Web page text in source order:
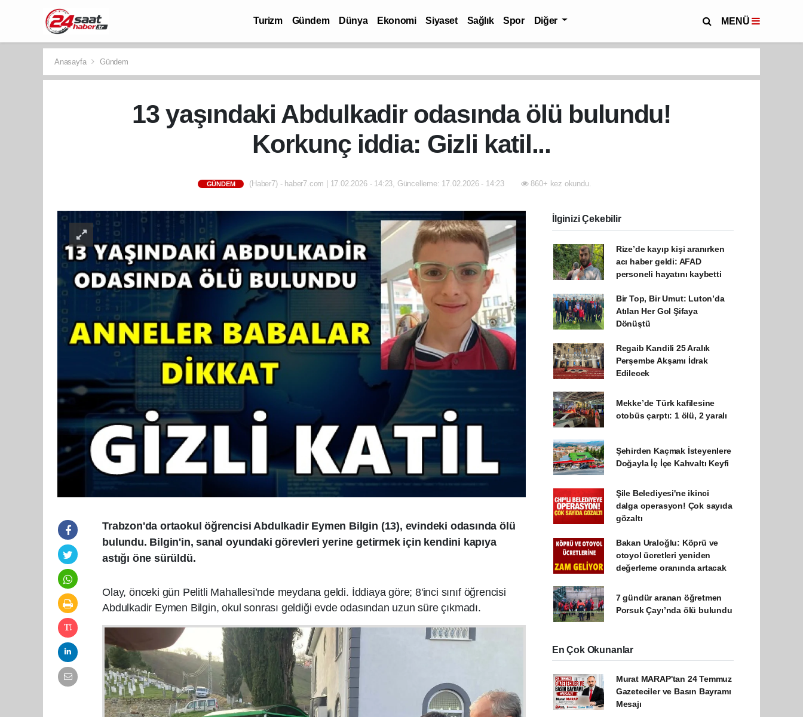
Turizm Gündem Dünya Ekonomi Siyaset Sağlık Spor Diğer MENÜ
Anasayfa Gündem
13 yaşındaki Abdulkadir odasında ölü bulundu!
Korkunç iddia: Gizli katil...
GÜNDEM (Haber7) - haber7.com | 17.02.2026 - 14:23, Güncelleme: 17.02.2026 - 14:23 860+ kez okundu.
Trabzon'da ortaokul öğrencisi Abdulkadir Eymen Bilgin (13), evindeki odasında ölü
bulundu. Bilgin'in, sanal oyundaki görevleri yerine getirmek için kendini kapıya
astığı öne sürüldü.
Olay, önceki gün Pelitli Mahallesi’nde meydana geldi. İddiaya göre; 8'inci sınıf öğrencisi
Abdulkadir Eymen Bilgin, okul sonrası geldiği evde odasından uzun süre çıkmadı.
İlginizi Çekebilir
Rize’de kayıp kişi aranırken
acı haber geldi: AFAD
personeli hayatını kaybetti
Bir Top, Bir Umut: Luton’da
Atılan Her Gol Şifaya
Dönüştü
Regaib Kandili 25 Aralık
Perşembe Akşamı İdrak
Edilecek
Mekke’de Türk kafilesine
otobüs çarptı: 1 ölü, 2 yaralı
Şehirden Kaçmak İsteyenlere
Doğayla İç İçe Kahvaltı Keyfi
Şile Belediyesi'ne ikinci
dalga operasyon! Çok sayıda
gözaltı
Bakan Uraloğlu: Köprü ve
otoyol ücretleri yeniden
değerleme oranında artacak
7 gündür aranan öğretmen
Porsuk Çayı’nda ölü bulundu
En Çok Okunanlar
Murat MARAP'tan 24 Temmuz
Gazeteciler ve Basın Bayramı
Mesajı